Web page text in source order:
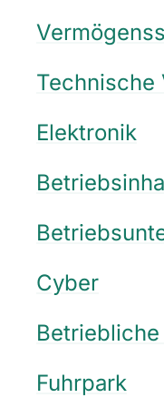
Technische
Elektronik
Cyber
Fuhrpark